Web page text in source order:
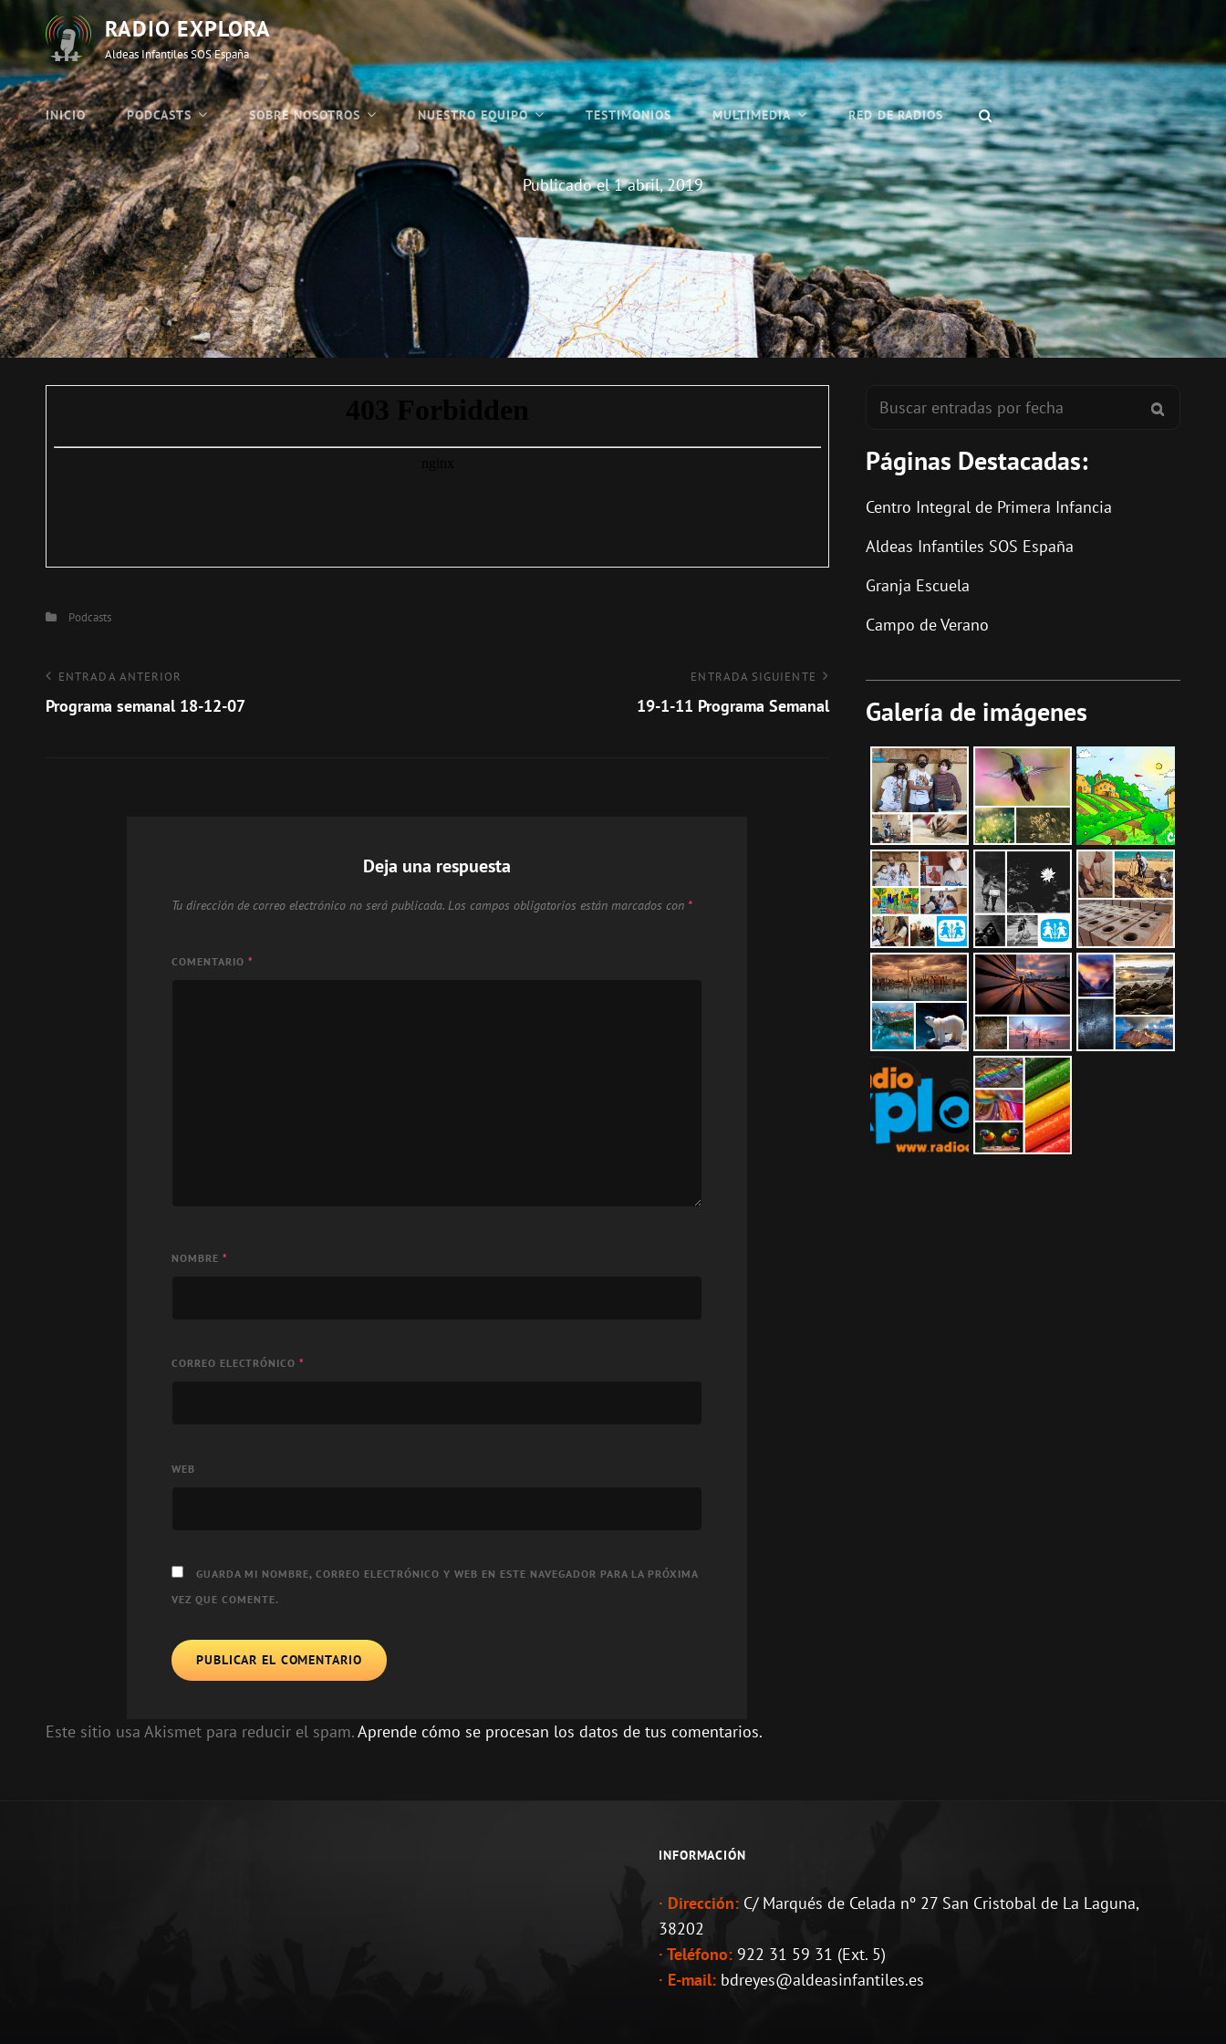
RADIO EXPLORA
Aldeas Infantiles SOS España
INICIO PODCASTS SOBRE NOSOTROS NUESTRO EQUIPO TESTIMONIOS MULTIMEDIA RED DE RADIOS BUSCAR
Publicado el1 abril, 2019
Categorías
Podcasts
Navegación
de
Entrada
anterior
ENTRADA ANTERIOR
Programa semanal 18-12-07
ENTRADA SIGUIENTE
19-1-11 Programa Semanal
Deja una respuesta
Tu dirección de correo electrónico no será publicada. Los campos obligatorios están marcados con *
COMENTARIO*
NOMBRE*
CORREO ELECTRÓNICO*
WEB
GUARDA MI NOMBRE, CORREO ELECTRÓNICO Y WEB EN ESTE NAVEGADOR PARA LA PRÓXIMA
VEZ QUE COMENTE.
Este sitio usa Akismet para reducir el spam.Aprende cómo se procesan los datos de tus comentarios.
Buscar:
Páginas Destacadas:
Centro Integral de Primera Infancia
Aldeas Infantiles SOS España
Granja Escuela
Campo de Verano
Galería de imágenes
INFORMACIÓN
· Dirección: C/ Marqués de Celada nº 27 San Cristobal de La Laguna,
38202
· Teléfono: 922 31 59 31 (Ext. 5)
· E-mail: bdreyes@aldeasinfantiles.es